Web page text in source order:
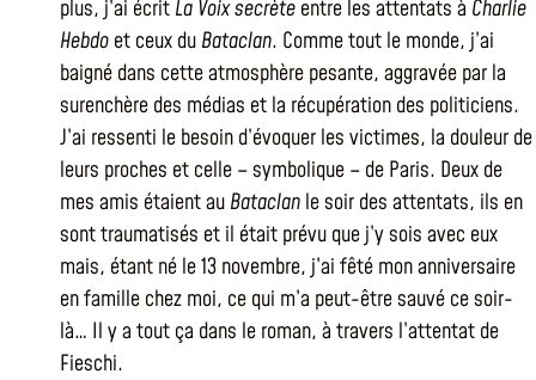
plus, j’ai écrit La Voix secrète entre les attentats à Charlie
Hebdo et ceux du Bataclan. Comme tout le monde, j’ai
baigné dans cette atmosphère pesante, aggravée par la
surenchère des médias et la récupération des politiciens.
J’ai ressenti le besoin d’évoquer les victimes, la douleur de
leurs proches et celle – symbolique – de Paris. Deux de
mes amis étaient au Bataclan le soir des attentats, ils en
sont traumatisés et il était prévu que j’y sois avec eux
mais, étant né le 13 novembre, j’ai fêté mon anniversaire
en famille chez moi, ce qui m’a peut-être sauvé ce soir-
là… Il y a tout ça dans le roman, à travers l’attentat de
Fieschi.